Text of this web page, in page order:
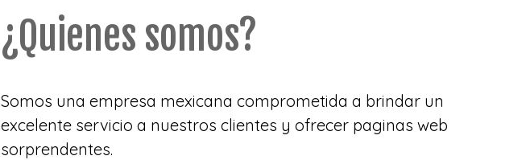
¿Quienes somos?
Somos una empresa mexicana comprometida a brindar un
excelente servicio a nuestros clientes y ofrecer paginas web
sorprendentes.